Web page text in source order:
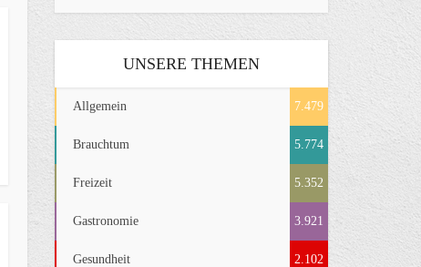
UNSERE THEMEN
Allgemein 7.479
Brauchtum 5.774
Freizeit 5.352
Gastronomie 3.921
Gesundheit 2.102